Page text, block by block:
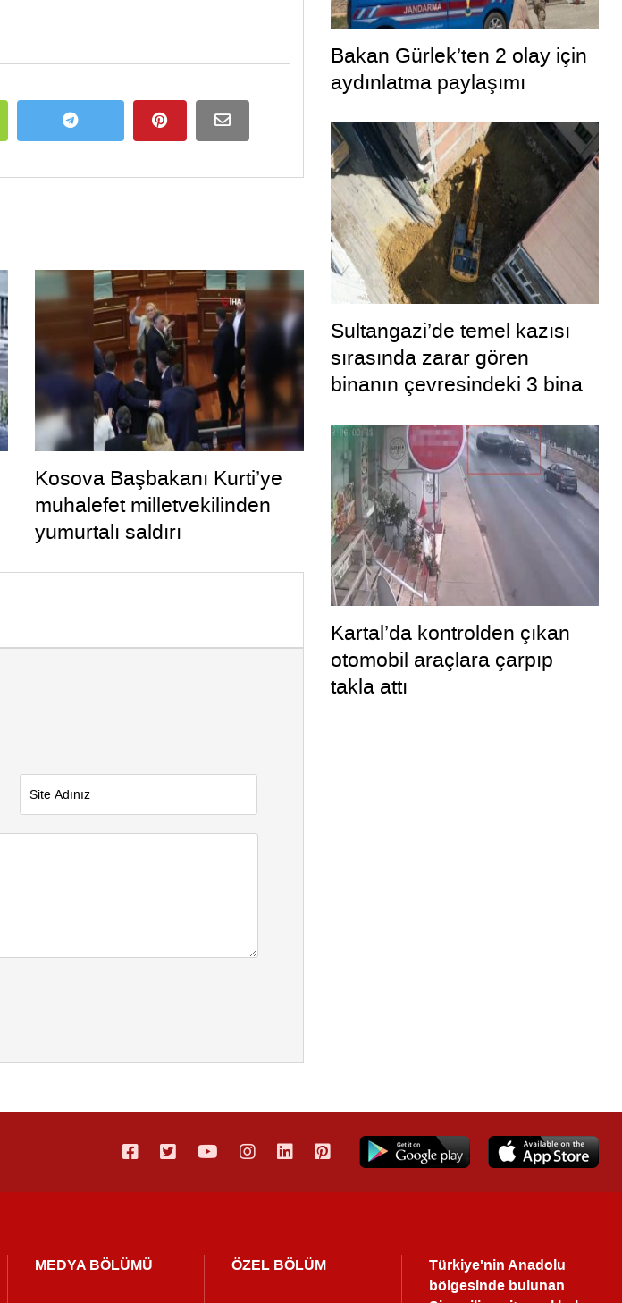
Kosova Başbakanı Kurti’ye
muhalefet milletvekilinden
yumurtalı saldırı
Bakan Gürlek’ten 2 olay için
aydınlatma paylaşımı
Sultangazi’de temel kazısı
sırasında zarar gören
binanın çevresindeki 3 bina
Kartal’da kontrolden çıkan
otomobil araçlara çarpıp
takla attı
MEDYA BÖLÜMÜ ÖZEL BÖLÜM
Türkiye'nin Anadolu
bölgesinde bulunan